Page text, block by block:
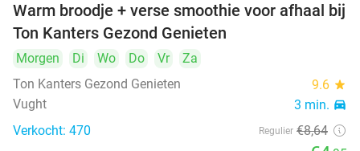
43%
Warm broodje + verse smoothie voor afhaal bij
Ton Kanters Gezond Genieten
Morgen Di Wo Do Vr
Za
Ton Kanters Gezond Genieten
9.6 star
Vught 3 min. directions_car
Verkocht: 470 Regulier €8,64